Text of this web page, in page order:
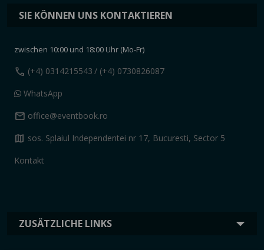
ZUSÄTZLICHE LINKS
SIE KÖNNEN UNS KONTAKTIEREN
zwischen 10:00 und 18:00 Uhr (Mo-Fr)
call (+4) 0314215543 / (+4) 0730826087
WhatsApp
mail office@eventbook.ro
map sos. Splaiul Independentei nr 17, Bucuresti, Sector 5
Kontakt